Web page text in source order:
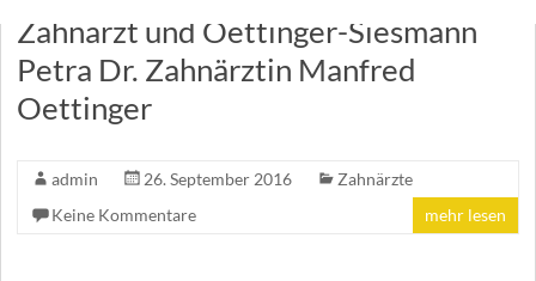
Zahnarzt und Oettinger-Siesmann
Petra Dr. Zahnärztin Manfred
Oettinger
admin 26. September 2016
Zahnärzte
Keine Kommentare
mehr lesen